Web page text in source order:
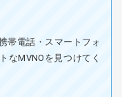
帯電話・スマートフォ
なMVNOを見つけてく